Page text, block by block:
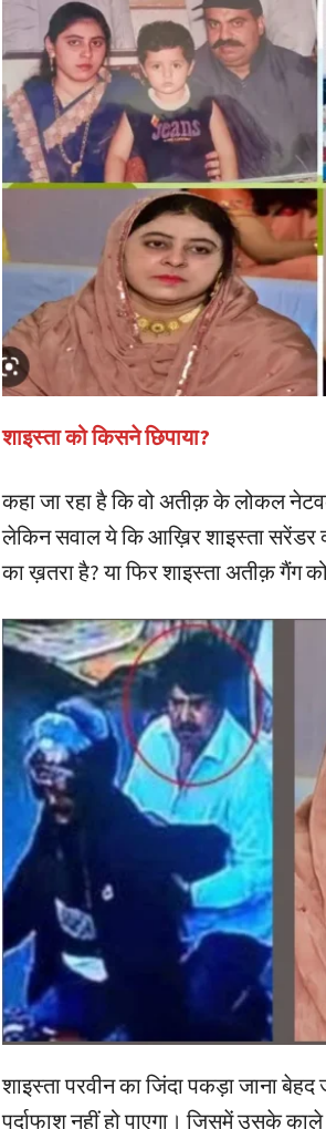
शाइस्ता को किसने छिपाया?
कहा जा रहा है कि वो अतीक़ के लोकल
लेकिन सवाल ये कि आख़िर शाइस्ता सरेंडर
का ख़तरा है? या फिर शाइस्ता अतीक़ गैंग
शाइस्ता परवीन का जिंदा पकड़ा जाना
पर्दाफाश नहीं हो पाएगा। जिसमें उसके